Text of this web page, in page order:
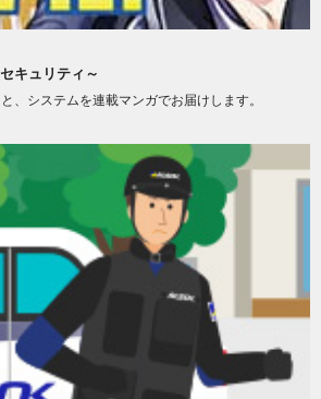
キュリティ～
、システムを連載マンガでお届けします。